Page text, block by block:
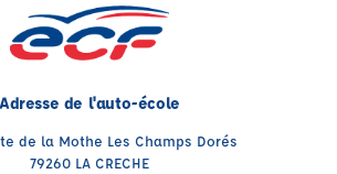
Adresse de l'auto-école
de la Mothe Les Champs Dorés
79260 LA CRECHE